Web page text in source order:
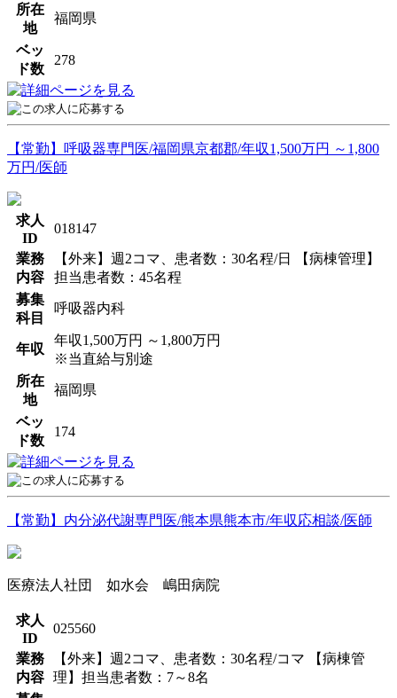
所在
地
福岡県
ベッ
ド数
278
【常勤】呼吸器専門医/福岡県京都郡/年収1,500万円 ～1,800
万円/医師
求人
ID
018147
業務
内容
【外来】週2コマ、患者数：30名程/日 【病棟管理】
担当患者数：45名程
募集
科目
呼吸器内科
年収
年収1,500万円 ～1,800万円
※当直給与別途
所在
地
福岡県
ベッ
ド数
174
【常勤】内分泌代謝専門医/熊本県熊本市/年収応相談/医師
医療法人社団 如水会 嶋田病院
求人
ID
025560
業務
内容
【外来】週2コマ、患者数：30名程/コマ 【病棟管
理】担当患者数：7～8名